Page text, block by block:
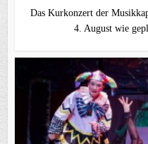
Das Kurkonzert der
4. August wie